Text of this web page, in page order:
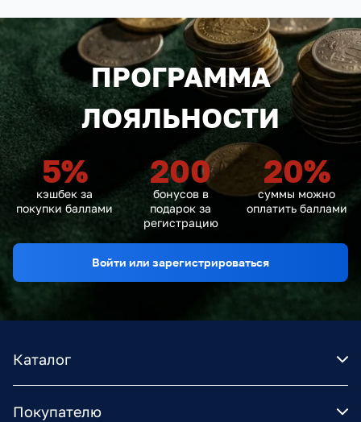
ПРОГРАММА
ЛОЯЛЬНОСТИ
5%
кэшбек за
покупки баллами
200
бонусов в
подарок за
регистрацию
20%
суммы можно
оплатить баллами
Войти или зарегистрироваться
Каталог
Покупателю